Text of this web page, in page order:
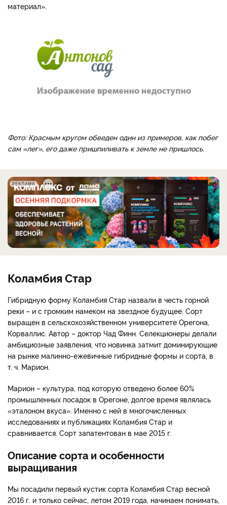
материал».
Фото: Красным кругом обведен один из примеров, как побег
сам «лег», его даже пришпиливать к земле не пришлось.
РЕКЛАМА
Коламбия Стар
Гибридную форму Коламбия Стар назвали в честь горной
реки – и с громким намеком на звездное будущее. Сорт
выращен в сельскохозяйственном университете Орегона,
Корваллис. Автор – доктор Чад Финн. Селекционеры делали
амбициозные заявления, что новинка затмит доминирующие
на рынке малинно-ежевичные гибридные формы и сорта, в
т. ч. Марион.
Марион – культура, под которую отведено более 60%
промышленных посадок в Орегоне, долгое время являлась
«эталоном вкуса». Именно с ней в многочисленных
исследованиях и публикациях Коламбия Стар и
сравнивается. Сорт запатентован в мае 2015 г.
Описание сорта и особенности
выращивания
Мы посадили первый кустик сорта Коламбия Стар весной
2016 г. и только сейчас, летом 2019 года, начинаем понимать,